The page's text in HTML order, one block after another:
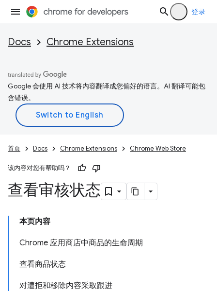
登录
Docs Chrome Extensions
Google 会使用 AI 技术将内容翻译成您偏好的语言。AI 翻译可能包
含错误。
首页 Docs Chrome Extensions Chrome Web Store
该内容对您有帮助吗？
查看审核状态
本页内容
Chrome 应用商店中商品的生命周期
查看商品状态
对遭拒和移除内容采取跟进